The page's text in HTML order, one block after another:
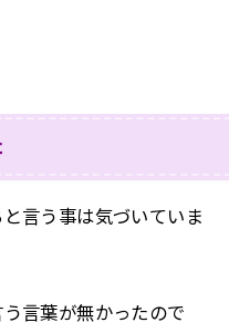
言う事は気づいていま
言葉が無かったので